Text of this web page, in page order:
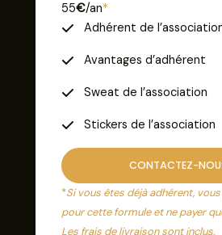
55€/an*
Adhérent de
Avantages d’adhérent
Sweat de l’association
Stickers de l’association
CONTACTEZ-
*Si vous êtes déjà adhérent,
pour cette formule et ne payer
Les frais de livraison sont inclus.